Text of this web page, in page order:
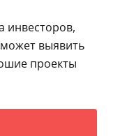
инвесторов,
выявить
проекты